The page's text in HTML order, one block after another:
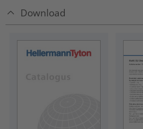
Download